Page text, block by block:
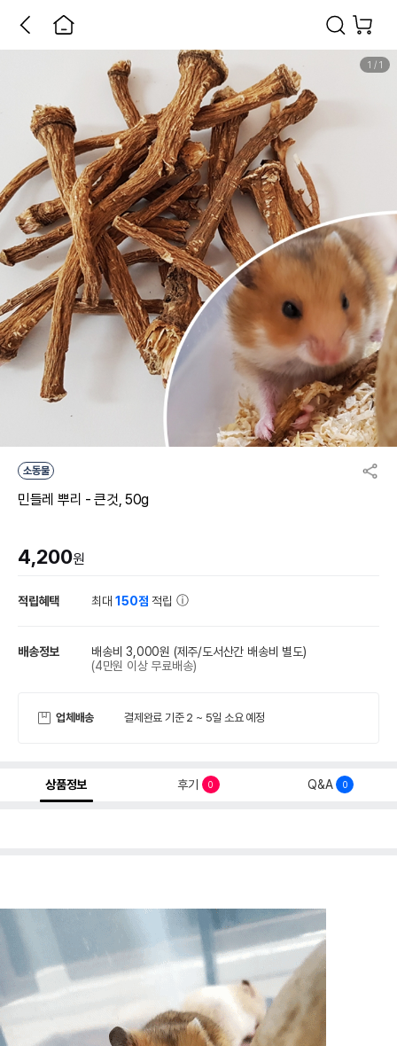
1 / 1
소동물
민들레 뿌리 - 큰것, 50g
4,200원
적립혜택 최대150점 적립
배송정보 배송비 3,000원 (제주/도서산간 배송비 별도)
(4만원 이상 무료배송)
업체배송 결제완료 기준 2 ~ 5일 소요 예정
상품정보 후기 0 Q&A 0